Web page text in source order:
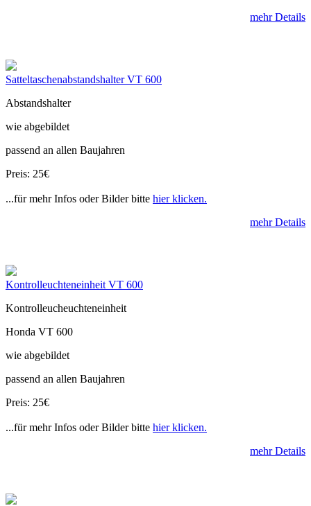
mehr Details
Satteltaschenabstandshalter VT 600
Abstandshalter
wie abgebildet
passend an allen Baujahren
Preis: 25€
...für mehr Infos oder Bilder bitte hier klicken.
mehr Details
Kontrolleuchteneinheit VT 600
Kontrolleucheuchteneinheit
Honda VT 600
wie abgebildet
passend an allen Baujahren
Preis: 25€
...für mehr Infos oder Bilder bitte hier klicken.
mehr Details